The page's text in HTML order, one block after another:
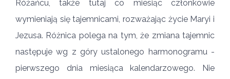
Różańcu, także tutaj co miesiąc członkowie
wymieniają się tajemnicami, rozważając życie Maryi i
Jezusa. Różnica polega na tym, że zmiana tajemnic
następuje wg z góry ustalonego harmonogramu -
pierwszego dnia miesiąca kalendarzowego. Nie